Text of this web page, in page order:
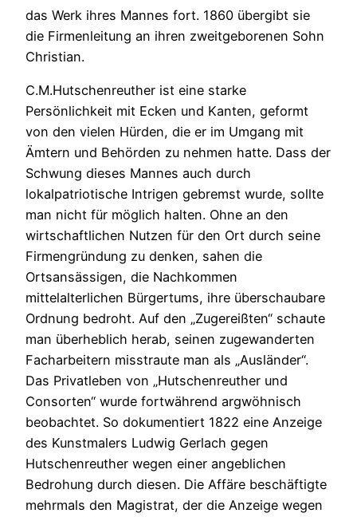
das Werk ihres Mannes fort. 1860 übergibt sie
die Firmenleitung an ihren zweitgeborenen Sohn
Christian.
C.M.Hutschenreuther ist eine starke
Persönlichkeit mit Ecken und Kanten, geformt
von den vielen Hürden, die er im Umgang mit
Ämtern und Behörden zu nehmen hatte. Dass der
Schwung dieses Mannes auch durch
lokalpatriotische Intrigen gebremst wurde, sollte
man nicht für möglich halten. Ohne an den
wirtschaftlichen Nutzen für den Ort durch seine
Firmengründung zu denken, sahen die
Ortsansässigen, die Nachkommen
mittelalterlichen Bürgertums, ihre überschaubare
Ordnung bedroht. Auf den „Zugereißten“ schaute
man überheblich herab, seinen zugewanderten
Facharbeitern misstraute man als „Ausländer“.
Das Privatleben von „Hutschenreuther und
Consorten“ wurde fortwährend argwöhnisch
beobachtet. So dokumentiert 1822 eine Anzeige
des Kunstmalers Ludwig Gerlach gegen
Hutschenreuther wegen einer angeblichen
Bedrohung durch diesen. Die Affäre beschäftigte
mehrmals den Magistrat, der die Anzeige wegen